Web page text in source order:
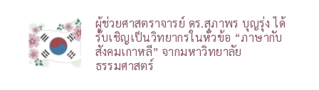
ผู้ช่วยศาสตราจารย์ ดร.สุภาพร บุญรุ่ง ได้
รับเชิญเป็นวิทยากรในหัวข้อ “ภาษากับ
สังคมเกาหลี” จากมหาวิทยาลัย
ธรรมศาสตร์